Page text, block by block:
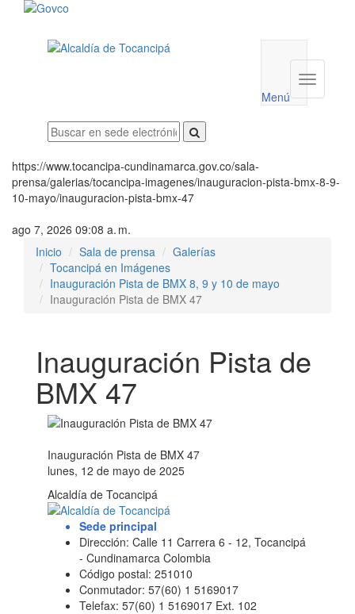
utilidades
Menú
Menú
https://www.tocancipa-cundinamarca.gov.co/sala-
prensa/galerias/tocancipa-imagenes/inauguracion-pista-bmx-8-9-
10-mayo/inauguracion-pista-bmx-47
ago 7, 2026 09:08 a. m.
Inicio
Sala de prensa
Galerías
Tocancipá en Imágenes
Inauguración Pista de BMX 8, 9 y 10 de mayo
Inauguración Pista de BMX 47
Inauguración Pista de
BMX 47
Inauguración Pista de BMX 47
lunes, 12 de mayo de 2025
Alcaldía de Tocancipá
Sede principal
Dirección: Calle 11 Carrera 6 - 12, Tocancipá
- Cundinamarca Colombia
Código postal: 251010
Conmutador: 57(60) 1 5169017
Telefax: 57(60) 1 5169017 Ext. 102